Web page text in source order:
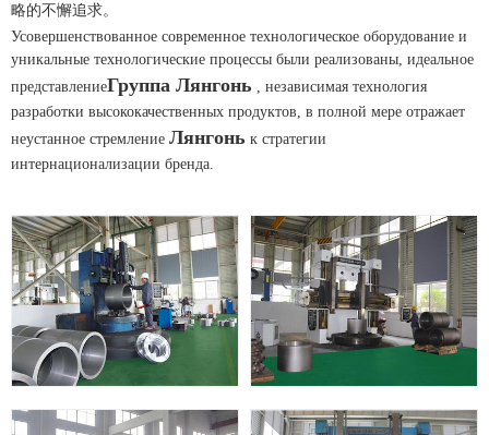
略的不懈追求。
Усовершенствованное современное технологическое оборудование и
уникальные технологические процессы были реализованы, идеальное
представлениеГруппа Лянгонь , независимая технология
разработки высококачественных продуктов, в полной мере отражает
неустанное стремление Лянгонь к стратегии
интернационализации бренда.